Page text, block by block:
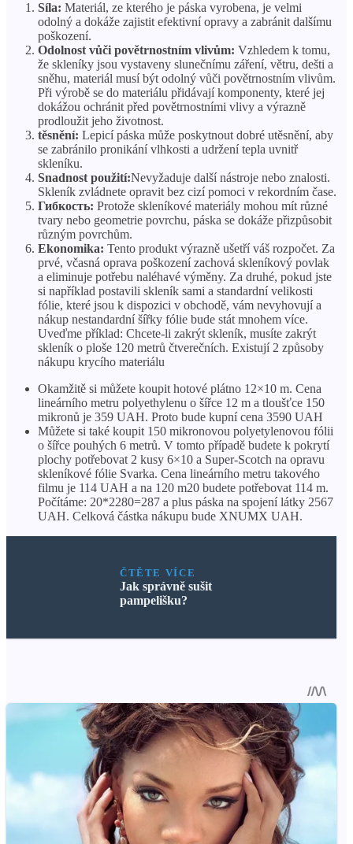
Síla: Materiál, ze kterého je páska vyrobena, je velmi
odolný a dokáže zajistit efektivní opravy a zabránit dalšímu
poškození.
Odolnost vůči povětrnostním vlivům: Vzhledem k tomu,
že skleníky jsou vystaveny slunečnímu záření, větru, dešti a
sněhu, materiál musí být odolný vůči povětrnostním vlivům.
Při výrobě se do materiálu přidávají komponenty, které jej
dokážou ochránit před povětrnostními vlivy a výrazně
prodloužit jeho životnost.
těsnění: Lepicí páska může poskytnout dobré utěsnění, aby
se zabránilo pronikání vlhkosti a udržení tepla uvnitř
skleníku.
Snadnost použití:Nevyžaduje další nástroje nebo znalosti.
Skleník zvládnete opravit bez cizí pomoci v rekordním čase.
Гибкость: Protože skleníkové materiály mohou mít různé
tvary nebo geometrie povrchu, páska se dokáže přizpůsobit
různým povrchům.
Ekonomika: Tento produkt výrazně ušetří váš rozpočet. Za
prvé, včasná oprava poškození zachová skleníkový povlak
a eliminuje potřebu naléhavé výměny. Za druhé, pokud jste
si například postavili skleník sami a standardní velikosti
fólie, které jsou k dispozici v obchodě, vám nevyhovují a
nákup nestandardní šířky fólie bude stát mnohem více.
Uveďme příklad: Chcete-li zakrýt skleník, musíte zakrýt
skleník o ploše 120 metrů čtverečních. Existují 2 způsoby
nákupu krycího materiálu
Okamžitě si můžete koupit hotové plátno 12×10 m. Cena
lineárního metru polyethylenu o šířce 12 m a tloušťce 150
mikronů je 359 UAH. Proto bude kupní cena 3590 UAH
Můžete si také koupit 150 mikronovou polyetylenovou fólii
o šířce pouhých 6 metrů. V tomto případě budete k pokrytí
plochy potřebovat 2 kusy 6×10 a Super-Scotch na opravu
skleníkové fólie Svarka. Cena lineárního metru takového
filmu je 114 UAH a na 120 m20 budete potřebovat 114 m.
Počítáme: 20*2280=287 a plus páska na spojení látky 2567
UAH. Celková částka nákupu bude XNUMX UAH.
ČTĚTE VÍCE
Jak správně sušit
pampelišku?